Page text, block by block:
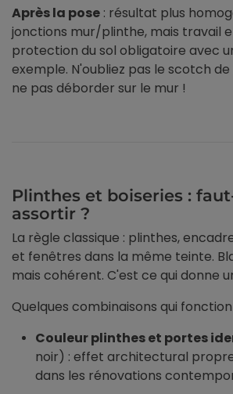
Après la pose : résultat plus
jonctions mur/plinthe, mais travail
protection du sol obligatoire avec
exemple. N'oubliez pas le scotch
ne pas déborder sur le mur !
Plinthes et boiseries :
assortir ?
La règle classique : plinthes,
et fenêtres dans la même teinte.
mais cohérent. C'est ce qui donne
Quelques combinaisons qui
Couleur plinthes et portes
noir) : effet architectural
dans les rénovations